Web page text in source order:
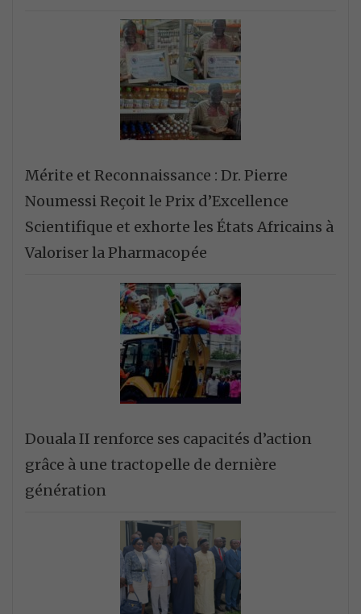
Mérite et Reconnaissance : Dr. Pierre
Noumessi Reçoit le Prix d’Excellence
Scientifique et exhorte les États Africains à
Valoriser la Pharmacopée
Douala II renforce ses capacités d’action
grâce à une tractopelle de dernière
génération